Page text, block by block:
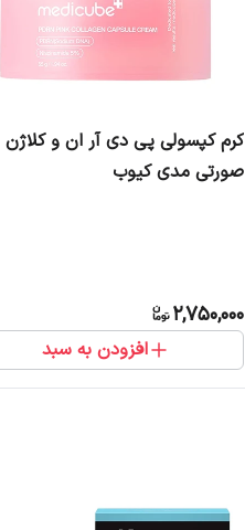
کرم کپسولی پی دی آر ان و کلاژن
صورتی مدی کیوب
2,750,000
افزودن به سبد